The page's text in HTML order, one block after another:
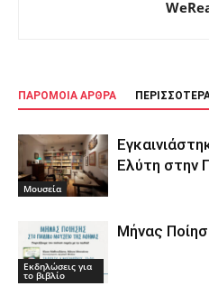
ΠΑΡΟΜΟΙΑ ΑΡΘΡΑ
Μουσεία
Ελύτη στην
Εκδηλώσεις για
το βιβλίο
Μήνας